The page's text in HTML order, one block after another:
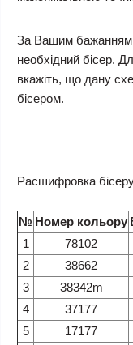
За Вашим бажанням
необхідний бісер.
вкажіть, що дану
бісером.
Расшифровка
№ Номер кольору
1
78102
2
38662
3
38342m
4
37177
5
17177